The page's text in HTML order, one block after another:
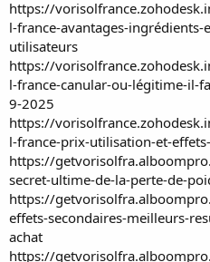
https://
l-france-avantages-
utilisateurs
https://
l-france-canular-ou-légitime-il-
9-2025
https://
l-france-prix-utilisation-et-
https://
secret-ultime-de-la-perte-de-
https://
effets-secondaires-meilleurs-
achat
https://